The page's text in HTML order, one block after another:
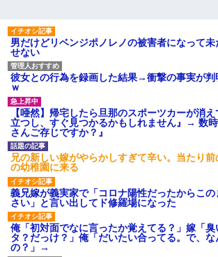
男だけどリベンジポノレノの被害者になって
せない
彼女との行為を録画した結果→衝撃の事実が判
ｗ
【唖然】帰宅したら旦那のスポーツカーが消
立つし、すぐ見つかるかもしれません』→ 数
さんご存じですか？』
兄の新しい嫁がやらかしすぎて辛い。当たり
の幼稚園に来る
義兄嫁が義実家で「コロナ陽性だったからこ
さい」と言い出してド修羅場になった
俺「初対面でなに言ったか覚えてる？」嫁「
タ？だっけ？」俺「だいたい合ってる。で、
の？」→